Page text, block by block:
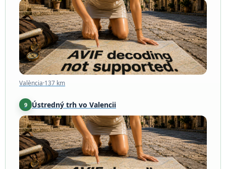
València·137 km
València·137 km
9 Ústredný trh vo Valencii
València·138 km